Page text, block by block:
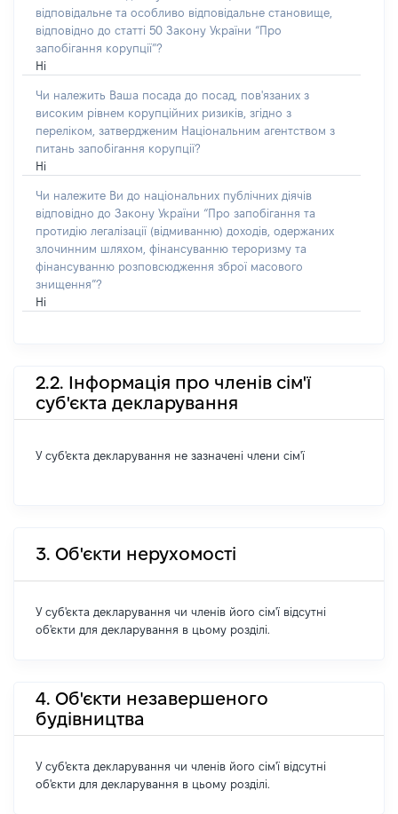
відповідальне та особливо відповідальне становище,
відповідно до статті 50 Закону України “Про
запобігання корупції”?
Ні
Чи належить Ваша посада до посад, пов'язаних з
високим рівнем корупційних ризиків, згідно з
переліком, затвердженим Національним агентством з
питань запобігання корупції?
Ні
Чи належите Ви до національних публічних діячів
відповідно до Закону України “Про запобігання та
протидію легалізації (відмиванню) доходів, одержаних
злочинним шляхом, фінансуванню тероризму та
фінансуванню розповсюдження зброї масового
знищення”?
Ні
2.2. Інформація про членів сім'ї
суб'єкта декларування
У суб'єкта декларування не зазначені члени сім'ї
3. Об'єкти нерухомості
У суб'єкта декларування чи членів його сім'ї відсутні
об'єкти для декларування в цьому розділі.
4. Об'єкти незавершеного
будівництва
У суб'єкта декларування чи членів його сім'ї відсутні
об'єкти для декларування в цьому розділі.